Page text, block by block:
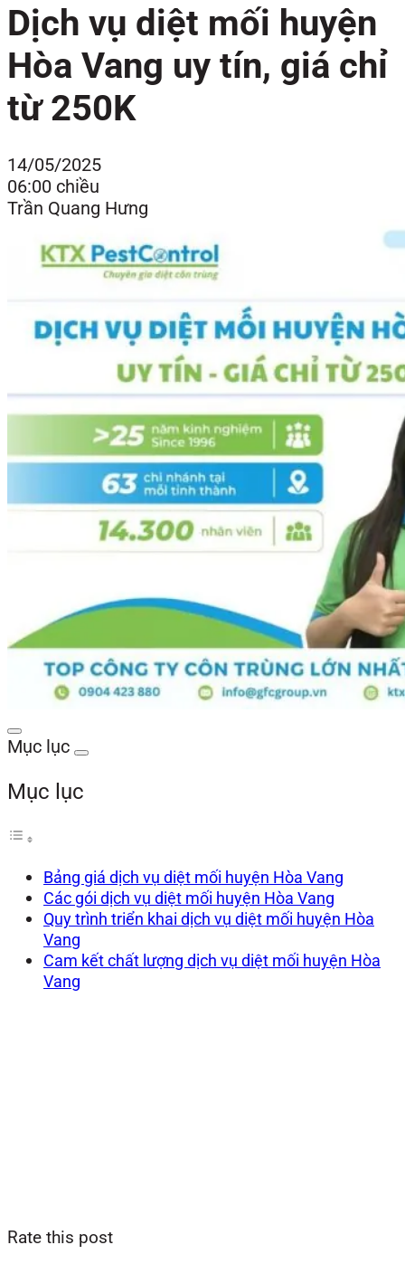
Dịch vụ diệt mối huyện
Hòa Vang uy tín, giá chỉ
từ 250K
14/05/2025
06:00 chiều
Trần Quang Hưng
Mục lục
Mục lục
Bảng giá dịch vụ diệt mối huyện Hòa Vang
Các gói dịch vụ diệt mối huyện Hòa Vang
Quy trình triển khai dịch vụ diệt mối huyện Hòa
Vang
Cam kết chất lượng dịch vụ diệt mối huyện Hòa
Vang
Rate this post